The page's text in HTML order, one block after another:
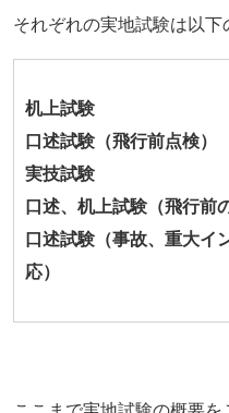
それぞれの実地試験は以下
机上試験
口述試験（飛行前点検）
実技試験
口述、机上試験（飛行前
口述試験（事故、重大イ
応）